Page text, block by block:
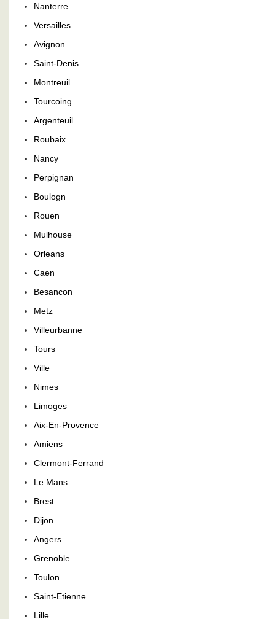
Nanterre
Versailles
Avignon
Saint-Denis
Montreuil
Tourcoing
Argenteuil
Roubaix
Nancy
Perpignan
Boulogn
Rouen
Mulhouse
Orleans
Caen
Besancon
Metz
Villeurbanne
Tours
Ville
Nimes
Limoges
Aix-En-Provence
Amiens
Clermont-Ferrand
Le Mans
Brest
Dijon
Angers
Grenoble
Toulon
Saint-Etienne
Lille